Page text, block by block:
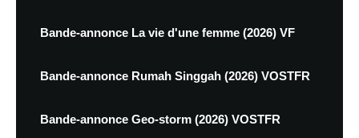
Bande-annonce La vie d'une femme (2026) VF
Bande-annonce Rumah Singgah (2026) VOSTFR
Bande-annonce Geo-storm (2026) VOSTFR